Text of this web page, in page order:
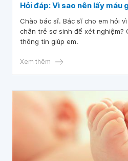
Hỏi đáp: Vì sao nên lấy máu
Chào bác sĩ. Bác sĩ cho em hỏi
chân trẻ sơ sinh để xét nghiệm?
thông tin giúp em.
Xem thêm